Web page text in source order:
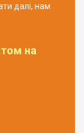
далі, нам
на